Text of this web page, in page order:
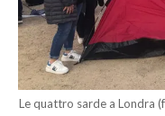
CULTURA
SPETTACOLI
GOSSIP
Le quattro sarde a Londra